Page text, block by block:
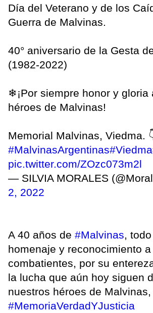
Día del Veterano y de los
Guerra de Malvinas.
40° aniversario de la Gesta
(1982-2022)
❄¡Por siempre honor y gloria
héroes de Malvinas!
Memorial Malvinas, Viedma.
#MalvinasArgentinas#Viedma
pic.twitter.com/ZOzc073m2l
— SILVIA MORALES
2, 2022
A 40 años de #Malvinas,
homenaje y reconocimiento
combatientes, por su
la lucha que aún hoy siguen
nuestros héroes de Malvinas,
#MemoriaVerdadYJusticia